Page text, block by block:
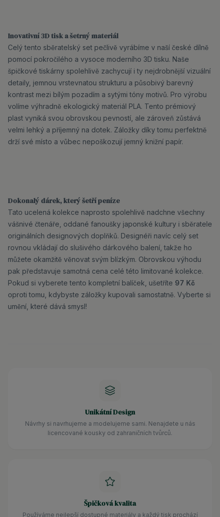
Inovativní 3D tisk a šetrný materiál
Celý tento sběratelský set pečlivě vyrábíme v naší české dílně
pomocí pokročilého a vysoce moderního 3D tisku. Naše
špičkové tiskárny spolehlivě zachycují i ty nejdrobnější vizuální
detaily, jemnou vrstevnatou strukturu a působivý barevný
kontrast mezi bílým pozadím a sytými tóny motivů. Pro výrobu
volíme výhradně ekologický materiál PLA. Tento prémiový
plast vyniká svou obrovskou pevností, ale zároveň zůstává
velmi lehký a příjemný na dotek. Záložky díky tomu perfektně
drží své místo a vůbec nepoškozují jemný knižní papír.
Dokonalý dárek, který šetří peníze
Tato ucelená kolekce naprosto spolehlivě nadchne všechny
vášnivé čtenáře, oddané fanoušky japonské kultury i sběratele
originálních designových doplňků. Designéři navíc celý set
rovnou vkládají do slušivého dárkového balení, takže ho
můžete okamžitě věnovat svým blízkým. Obrovskou výhodu
pak představuje samotná cena celé této limitované kolekce.
Pokud si vyberete tento kompletní balíček, ušetříte 97 Kč
oproti tomu, kdybyste záložky kupovali samostatně. Vyberte si
umění, které dává smysl!
Unikátní Design
Návrhy si navrhujeme a modelujeme sami. Nenajdete u nás
licencované kousky od zahraničních tvůrců.
Špičková kvalita
Používáme nejlepší dostupné materiály a každý tisk prochází